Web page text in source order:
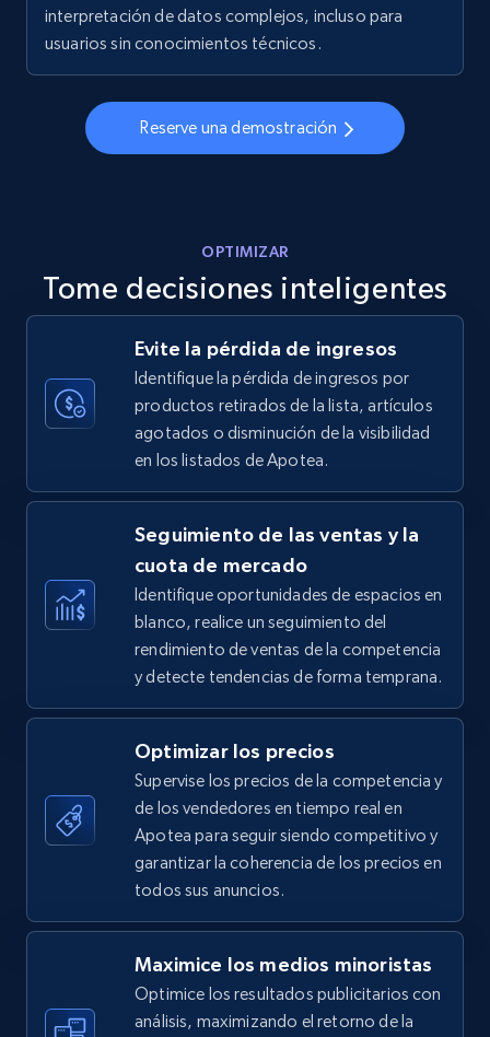
Walmart - products - Collects products by
specific keywords
URL, Final price, Sku, Currency, Gtin,
Specifications, Image urls, Top reviews, and
using sku numbers
URL, Final price, Sku, Currency, Gtin,
Specifications, Image urls, Top reviews, and
5.6K+ 875+ Comenzar ahora
TikTok Shop
URL, Title, Available, Description, Currency, Initial
price, Final price, Discount percent, and more.
5.4K+ 668+ Comenzar ahora
TikTok Shop - category
URL, Title, Available, Description, Currency, Initial
price, Final price, Discount percent, and more.
interpretación de datos complejos, incluso para
usuarios sin conocimientos técnicos.
Reserve una demostración
OPTIMIZAR
Tome decisiones inteligentes
Evite la pérdida de ingresos
Identifique la pérdida de ingresos por
productos retirados de la lista, artículos
agotados o disminución de la visibilidad
en los listados de Apotea.
Seguimiento de las ventas y la
cuota de mercado
Identifique oportunidades de espacios en
blanco, realice un seguimiento del
rendimiento de ventas de la competencia
y detecte tendencias de forma temprana.
Optimizar los precios
Supervise los precios de la competencia y
de los vendedores en tiempo real en
Apotea para seguir siendo competitivo y
garantizar la coherencia de los precios en
todos sus anuncios.
Maximice los medios minoristas
Optimice los resultados publicitarios con
análisis, maximizando el retorno de la